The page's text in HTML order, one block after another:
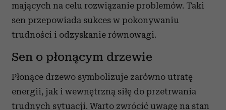
mających na celu rozwiązanie problemów. Taki
sen przepowiada sukces w pokonywaniu
trudności i odzyskanie równowagi.
Sen o płonącym drzewie
Płonące drzewo symbolizuje zarówno utratę
energii, jak i wewnętrzną siłę do przetrwania
trudnych sytuacji. Warto zwrócić uwagę na stan